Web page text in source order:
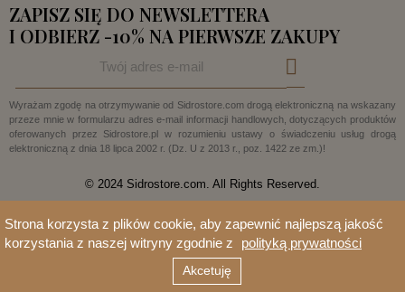
ZAPISZ SIĘ DO NEWSLETTERA
I ODBIERZ -10% NA PIERWSZE ZAKUPY
Wyrażam zgodę na otrzymywanie od Sidrostore.com drogą elektroniczną na wskazany
przeze mnie w formularzu adres e-mail informacji handlowych, dotyczących produktów
oferowanych przez Sidrostore.pl w rozumieniu ustawy o świadczeniu usług drogą
elektroniczną z dnia 18 lipca 2002 r. (Dz. U z 2013 r., poz. 1422 ze zm.)!
© 2024 Sidrostore.com. All Rights Reserved.
Strona korzysta z plików cookie, aby zapewnić najlepszą jakość
korzystania z naszej witryny zgodnie z
polityką prywatności
Akcetuję